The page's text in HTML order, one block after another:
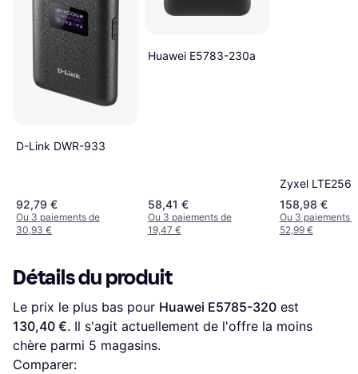
D-Link DWR-933
92,79 €
Ou 3 paiements de
30,93 €
Huawei E5783-230a
58,41 €
Ou 3 paiements de
19,47 €
Zyxel
158,98 €
Ou 3 paiements
52,99 €
Détails du produit
Le prix le plus bas pour Huawei E5785-320
130,40 €. Il s'agit actuellement de l'offre la moins
chère parmi 5 magasins.
Comparer: